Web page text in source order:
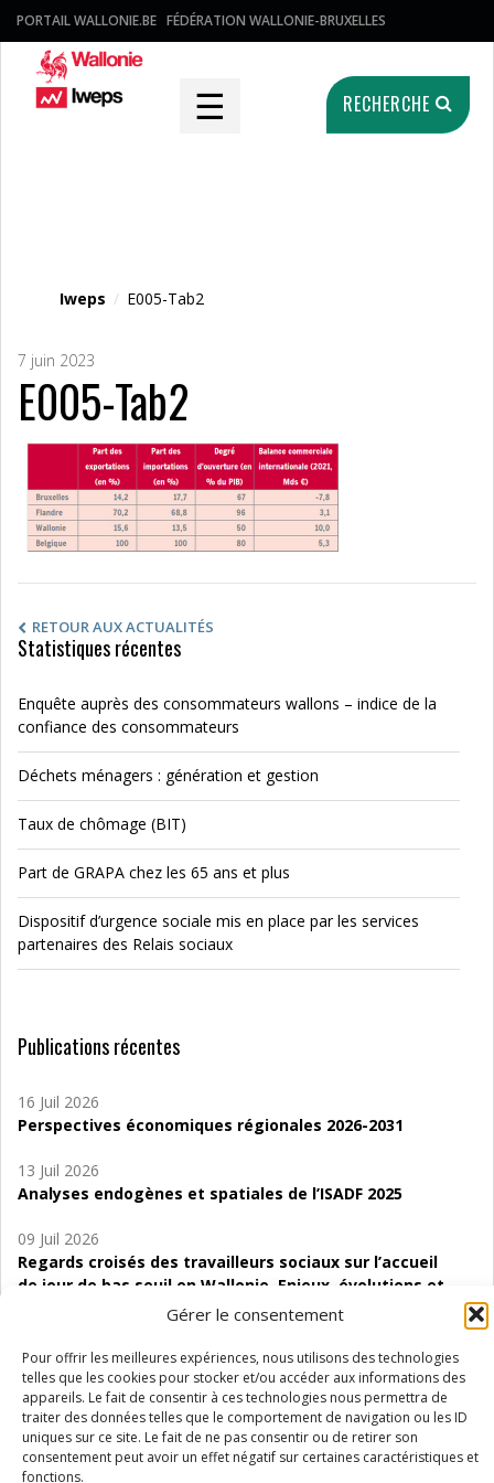
Gérer le consentement
Pour offrir les meilleures expériences, nous utilisons des technologies
telles que les cookies pour stocker et/ou accéder aux informations des
appareils. Le fait de consentir à ces technologies nous permettra de
traiter des données telles que le comportement de navigation ou les ID
uniques sur ce site. Le fait de ne pas consentir ou de retirer son
consentement peut avoir un effet négatif sur certaines caractéristiques et
fonctions.
PORTAIL WALLONIE.BE FÉDÉRATION WALLONIE-BRUXELLES
☰ RECHERCHE
Iweps / E005-Tab2
7 juin 2023
E005-Tab2
RETOUR AUX ACTUALITÉS
Statistiques récentes
Enquête auprès des consommateurs wallons – indice de la
confiance des consommateurs
Déchets ménagers : génération et gestion
Taux de chômage (BIT)
Part de GRAPA chez les 65 ans et plus
Dispositif d’urgence sociale mis en place par les services
partenaires des Relais sociaux
Publications récentes
16 Juil 2026
Perspectives économiques régionales 2026-2031
13 Juil 2026
Analyses endogènes et spatiales de l’ISADF 2025
09 Juil 2026
Regards croisés des travailleurs sociaux sur l’accueil
de jour de bas seuil en Wallonie. Enjeux, évolutions et
06 Juil 2026
Étude d’évaluabilité des Structures
d’accompagnement à l’autocréation d’emploi (SAACE)
01 Juil 2026
Pénurie du personnel infirmier :quels indicateurs